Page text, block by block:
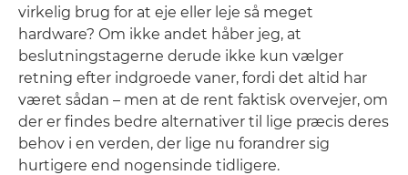
virkelig brug for at eje eller leje så meget
hardware? Om ikke andet håber jeg, at
beslutningstagerne derude ikke kun vælger
retning efter indgroede vaner, fordi det altid har
været sådan – men at de rent faktisk overvejer, om
der er findes bedre alternativer til lige præcis deres
behov i en verden, der lige nu forandrer sig
hurtigere end nogensinde tidligere.